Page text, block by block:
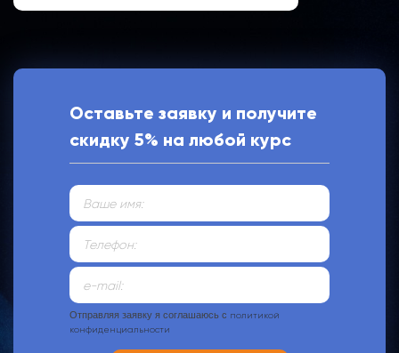
Оставьте заявку и получите
скидку 5% на любой курс
Отправляя заявку я соглашаюсь с политикой
конфиденциальности